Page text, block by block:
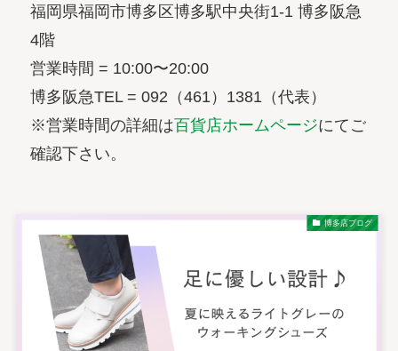
福岡県福岡市博多区博多駅中央街1-1 博多阪急
4階
営業時間 = 10:00〜20:00
博多阪急TEL = 092（461）1381（代表）
※営業時間の詳細は百貨店ホームページにてご
確認下さい。
博多店ブログ